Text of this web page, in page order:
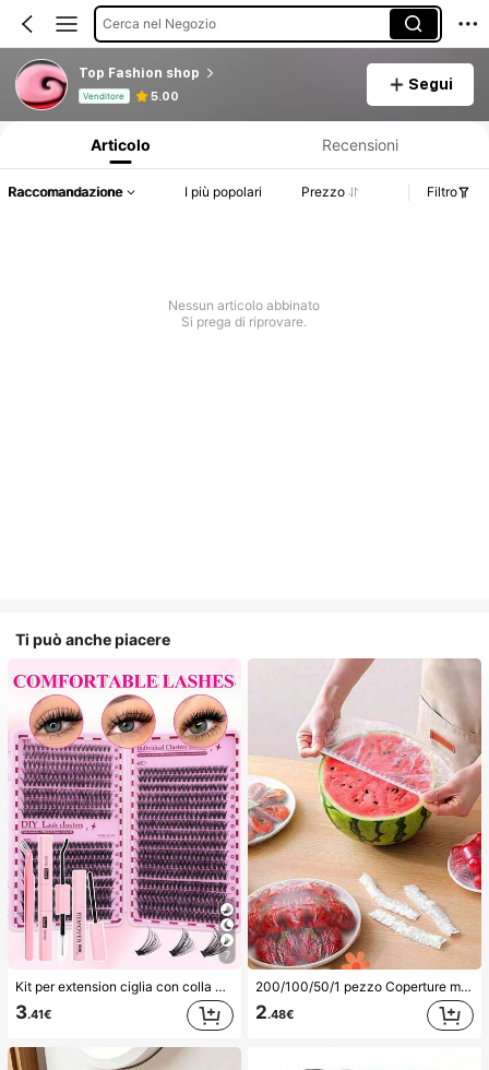
Cerca nel Negozio
Top Fashion shop
Venditore 5.00
Segui
Articolo Recensioni
Raccomandazione I più popolari Prezzo Filtro
Nessun articolo abbinato
Si prega di riprovare.
Ti può anche piacere
7
Kit per extension ciglia con colla a doppia estremità/640 ciuffi di ciglia finte in visone sintetico fai-da-te, ricciatura D, spesse e soffici, lunghezze miste 8-16mm, illuminano gli occhi per ogni trucco. Scegli colla, rimuovitore, pinzette secondo necessità. Leggere, riutilizzabili ed economiche, adatte ai principianti per molte occasioni, estetiche
3.41€
200/100/50/1 pezzo Coperture monouso in pellicola trasparente per alimenti, Coperture per doccia, Sacchetti termoretraibili monouso multifunzione, Copriscarpe monouso, Pellicola trasparente da cucina rinforzata, Coperture per conservazione alimenti in frigorifero domestico, Coperture elastiche estensibili, Uso quotidiano
2.48€